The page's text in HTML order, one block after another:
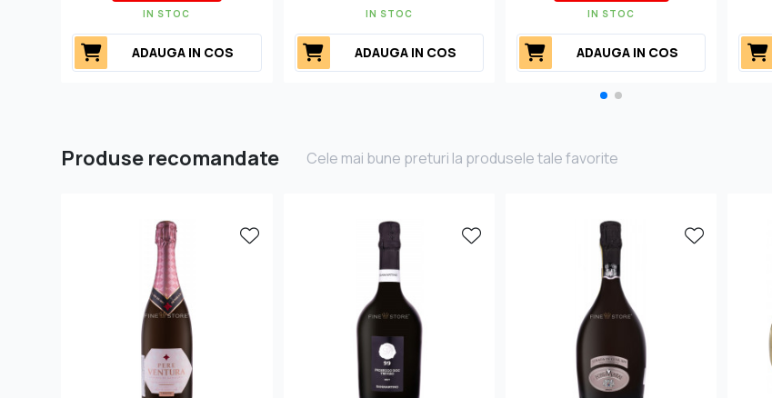
IN STOC
ADAUGA IN COS
IN STOC
ADAUGA IN COS
IN STOC
ADAUGA IN COS
Produse recomandate Cele mai bune preturi la produsele tale favorite